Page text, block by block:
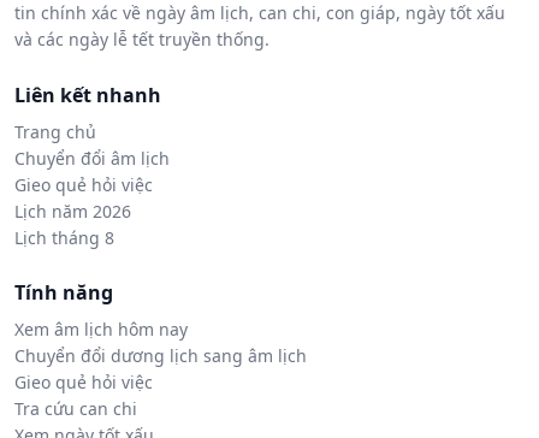
tin chính xác về ngày âm lịch, can chi, con giáp, ngày tốt xấu
và các ngày lễ tết truyền thống.
Liên kết nhanh
Trang chủ
Chuyển đổi âm lịch
Gieo quẻ hỏi việc
Lịch năm 2026
Lịch tháng 8
Tính năng
Xem âm lịch hôm nay
Chuyển đổi dương lịch sang âm lịch
Gieo quẻ hỏi việc
Tra cứu can chi